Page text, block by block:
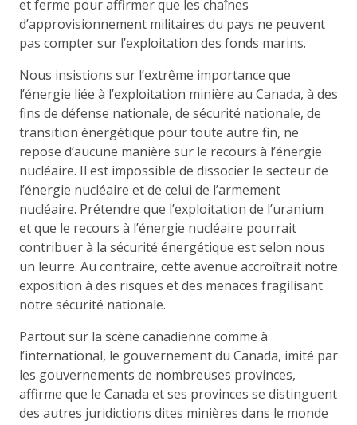
et ferme pour affirmer que les chaînes
d’approvisionnement militaires du pays ne peuvent
pas compter sur l’exploitation des fonds marins.
Nous insistions sur l’extrême importance que
l’énergie liée à l’exploitation minière au Canada, à des
fins de défense nationale, de sécurité nationale, de
transition énergétique pour toute autre fin, ne
repose d’aucune manière sur le recours à l’énergie
nucléaire. Il est impossible de dissocier le secteur de
l’énergie nucléaire et de celui de l’armement
nucléaire. Prétendre que l’exploitation de l’uranium
et que le recours à l’énergie nucléaire pourrait
contribuer à la sécurité énergétique est selon nous
un leurre. Au contraire, cette avenue accroîtrait notre
exposition à des risques et des menaces fragilisant
notre sécurité nationale.
Partout sur la scène canadienne comme à
l’international, le gouvernement du Canada, imité par
les gouvernements de nombreuses provinces,
affirme que le Canada et ses provinces se distinguent
des autres juridictions dites minières dans le monde